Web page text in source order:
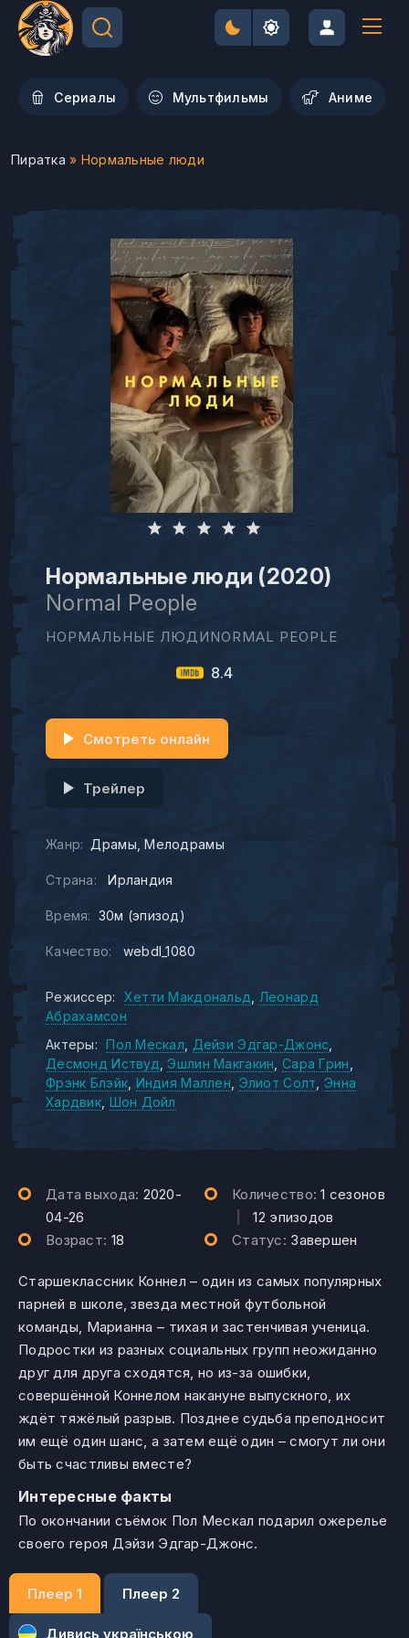
Сериалы Мультфильмы Aниме
Пиратка » Нормальные люди
Нормальные люди (2020)
Normal People
НОРМАЛЬНЫЕ ЛЮДИNORMAL PEOPLE
8.4
Жанр: Драмы Мелодрамы
Страна: Ирландия
Время: 30м (эпизод)
Качество: webdl_1080
Смотреть онлайн
Трейлер
Режиссер: Хетти Макдональд
Леонард
Абрахамсон
Актеры:
Пол Мескал
Дейзи Эдгар-Джонс
Десмонд Иствуд
Эшлин Макгакин Сара Грин
Фрэнк Блэйк Индия Маллен Элиот Солт Энна
Хардвик Шон Дойл
Дата выхода: 2020-
04-26
Количество:1 сезонов
|12 эпизодов
Возраст: 18 Статус: Завершен
Старшеклассник Коннел – один из самых популярных
парней в школе, звезда местной футбольной
команды, Марианна – тихая и застенчивая ученица.
Подростки из разных социальных групп неожиданно
друг для друга сходятся, но из-за ошибки,
совершённой Коннелом накануне выпускного, их
ждёт тяжёлый разрыв. Позднее судьба преподносит
им ещё один шанс, а затем ещё один – смогут ли они
быть счастливы вместе?
Интересные факты
По окончании съёмок Пол Мескал подарил ожерелье
своего героя Дэйзи Эдгар-Джонс.
Плеер 1 Плеер 2
Дивись українською